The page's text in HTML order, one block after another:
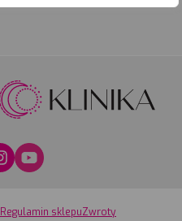
Regulamin sklepuZwroty